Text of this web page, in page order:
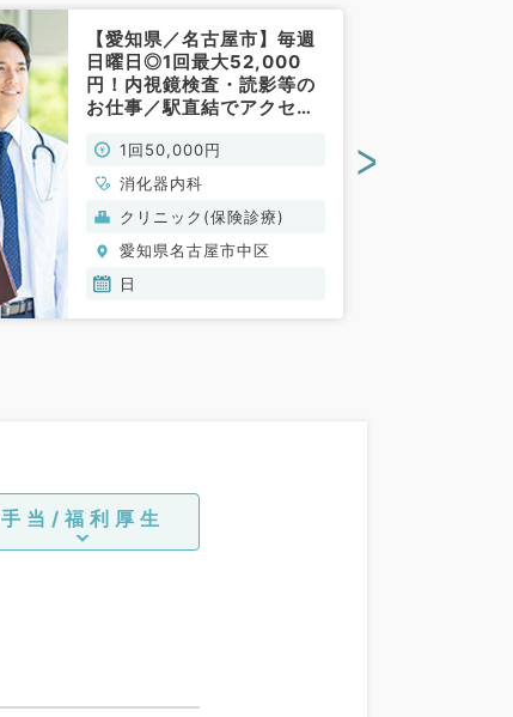
【愛知県／名古屋市】毎週
日曜日◎1回最大52,000
円！内視鏡検査・読影等の
お仕事／駅直結でアクセス
勤）1回50,000円
消化器内科
クリニック(保険診療)
愛知県名古屋市中区
日
>
手当/福利厚生